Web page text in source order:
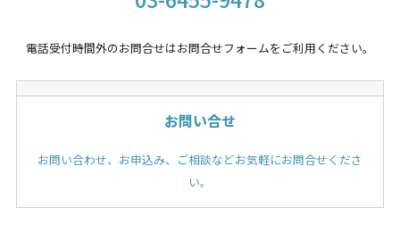
電話受付時間外のお問合せはお問合せフォームをご利用ください。
お問い合せ
お問い合わせ、お申込み、ご相談などお気軽にお問合せくださ
い。